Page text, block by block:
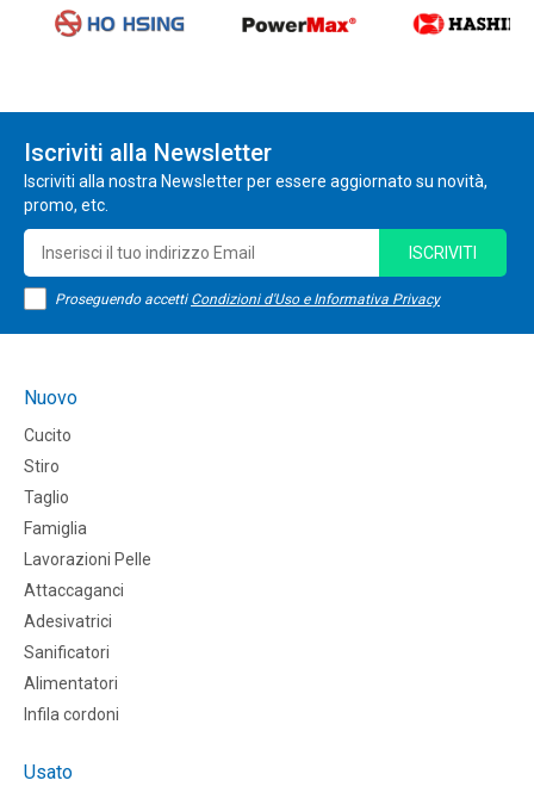
Iscriviti alla Newsletter
Iscriviti alla nostra Newsletter per essere aggiornato su novità,
promo, etc.
Proseguendo accetti Condizioni d'Uso e Informativa Privacy
ISCRIVITI
Nuovo
Cucito
Stiro
Taglio
Famiglia
Lavorazioni Pelle
Attaccaganci
Adesivatrici
Sanificatori
Alimentatori
Infila cordoni
Usato